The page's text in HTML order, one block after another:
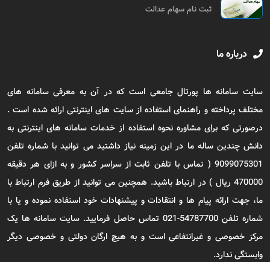
ثبت نام سهام عدالت
درباره ما
سایت سامانه ها پورتال جامعی است که در آن به معرفی سامانه های
مختلف پرداخته و راهنمای استفاده از سایت های اینترنتی ارائه شده است .
درصورتی که برای مشاوره نحوه استفاده از خدمات سامانه های اینترنتی به
دانش چندین ساله ما در این زمینه نیاز داشتید می توانید با شماره تلفن
9099075301 ( تماس با تلفن ثابت از سراسر کشور و به ازای هر دقیقه
470000 ریال ) در ارتباط باشید. همچنین می توانید از طریق فرم ارتباط با
ما، جهت ارائه پیام ها و انتقادات و پیشنهادات خود استفاده نموده و یا با
شماره تلفن 54787700-021 تماس حاصل فرمایید. سایت سامانه ها یک
مرکز خصوصی و غیرانتفاعی است و به هیچ ارگان دولتی و خصوصی دیگر
وابستگی ندارد.